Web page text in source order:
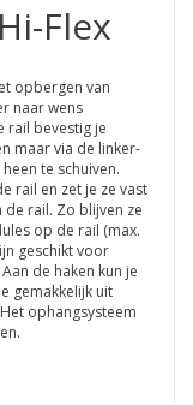
Flex
opbergen van
naar wens
rail bevestig je
maar via de linker-
te schuiven.
rail en zet je ze vast
rail. Zo blijven ze
op de rail (max.
geschikt voor
de haken kun je
gemakkelijk uit
ophangsysteem